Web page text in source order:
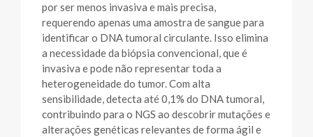
por ser menos invasiva e mais precisa,
requerendo apenas uma amostra de sangue para
identificar o DNA tumoral circulante. Isso elimina
a necessidade da biópsia convencional, que é
invasiva e pode não representar toda a
heterogeneidade do tumor. Com alta
sensibilidade, detecta até 0,1% do DNA tumoral,
contribuindo para o NGS ao descobrir mutações e
alterações genéticas relevantes de forma ágil e